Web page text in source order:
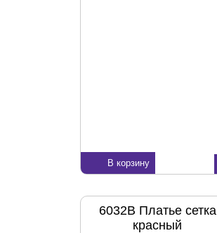
В корзину
6032В Платье сетка
красный